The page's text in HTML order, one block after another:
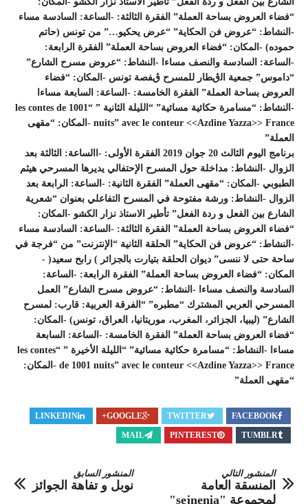
“ﻓﻀﺎء ﺍﻟﻌﺮﻭﺽ ﺑﺴﺎﺣﺔ ﺍﻟﻌﻤﻠﺔ” ﺍﻟﻔﻘﺮﺓ ﺍﻟﺜﺎﻟﺜﺔ: -ﺍﻟﺴﺎﻋﺔ: ﺍﻟﺴﺎﺩﺳﺔ ﻣﺴﺎء
-ﺍﻟﻨﺸﺎﻁ: “ﻋﺮﻭﺽ ﻓﻦ ﺍﻟﺤﻜﺎﻳﺔ” “ﻋﺮﺽ ﻳﺤﻜﻴﻮ…” ﻣﻦ ﺗﻮﻧﺲ (ﺣﺎﺗﻢ
ﺣﻤﻮﺩﻩ) -ﺍﻟﻤﻜﺎﻥ: “ﻓﻀﺎء ﺍﻟﻌﺮﻭﺽ ﺑﺴﺎﺣﺔ ﺍﻟﻌﻤﻠﺔ” ﺍﻟﻔﻘﺮﺓ ﺍﻟﺮﺍﺑﻌﺔ:
-ﺍﻟﺴﺎﻋﺔ: ﺍﻟﺴﺎﺩﺳﺔ ﻭﺍﻟﻨﺼﻒ ﻣﺴﺎءﺍ -ﺍﻟﻨﺸﺎﻁ: “ﻋﺮﻭﺽ ﻣﺴﺮﺡ ﺍﻟﺸﺎﺭﻉ”
“ﺩﺍﻣﻮﺱ” ﺟﻤﻌﻴﺔ ﺍﻟڨﻄﺎﺭ ﻟﻠﻤﺴﺮﺡ ڨﻔﺼﺔ ﺗﻮﻧﺲ -ﺍﻟﻤﻜﺎﻥ: “ﻓﻀﺎء
ﺍﻟﻌﺮﻭﺽ ﺑﺴﺎﺣﺔ ﺍﻟﻌﻤﻠﺔ” ﺍﻟﻔﻘﺮﺓ ﺍﻟﺨﺎﻣﺴﺔ: -ﺍﻟﺴﺎﻋﺔ: ﺍﻟﺴﺎﺑﻌﺔ ﻣﺴﺎءﺍ
-ﺍﻟﻨﺸﺎﻁ: “ﻣﺴﺎﻣﺮﺓ ﺣﻜﺎﺋﻴﺔ ﻣﺴﺎﺋﻴﺔ” “ﺍﻟﻠﻴﻠﺔ ﺍﻟﺜﺎﻧﻴﺔ ” “les contes de 1001
nuits” avec le conteur <<Azdine Yazza>> France -ﺍﻟﻤﻜﺎﻥ: “ﻣﻘﻬﻰ
ﺍﻟﻌﻤﻠﺔ”
ﺑﺮﻧﺎﻣﺞ ﺍﻟﻴﻮﻡ الثالث 20 ﺟﻮﺍﻥ 2019
ﺍﻟﻔﻘﺮﺓ ﺍﻷﻭﻟﻰ: -ﺍﺍﻟﺴﺎﻋﺔ: ﺍﻟﺜﺎﻟﺜﺔ ﺑﻌﺪ
ﺍﻟﺰﻭﺍﻝ -ﺍﻟﻨﺸﺎﻁ: ﻣﺪﺍﺧﻠﺔ ﺣﻮﻝ ﺍﻟﻤﺴﺮﺡ ﺍﻹﺣﺘﻔﺎﻟﻲ يديرها المسرحي هيثم
الطبوبي -ﺍﻟﻤﻜﺎﻥ: “ﻣﻘﻬﻰ ﺍﻟﻌﻤﻠﺔ” ﺍﻟﻔﻘﺮﺓ ﺍﻟﺜﺎﻧﻴﺔ: -ﺍﻟﺴﺎﻋﺔ: ﺍﻟﺮﺍﺑﻌﺔ ﺑﻌﺪ
ﺍﻟﺰﻭﺍﻝ -ﺍﻟﻨﺸﺎﻁ: ﻭﺭﺷﺔ ﻣﻔﺘﻮﺣﺔ ﻓﻲ ﺍﻟﻤﺴﺮﺡ ﺍﻟﺘﻔﺎﻋﻠﻲ ﺑﻌﻨﻮﺍﻥ “ﺷﻌﺮﻳﺔ
ﺍﻟﺸﺎﺭﻉ ﺑﻴﻦ ﺍﻟﻔﻌﻞ ﻭ ﺭﺩﺓ ﺍﻟﻔﻌﻞ” تأطير الاستاذ نزار الكشو -ﺍﻟﻤﻜﺎﻥ:
“ﻓﻀﺎء ﺍﻟﻌﺮﻭﺽ ﺑﺴﺎﺣﺔ ﺍﻟﻌﻤﻠﺔ” ﺍﻟﻔﻘﺮﺓ ﺍﻟﺜﺎﻟﺜﺔ: -ﺍﻟﺴﺎﻋﺔ: ﺍﻟﺴﺎﺩﺳﺔ ﻣﺴﺎء
-ﺍﻟﻨﺸﺎﻁ: “ﻋﺮﻭﺽ ﻓﻦ ﺍﻟﺤﻜﺎﻳﺔ” ﺍﻟﺤﻠﻘﺔ ﺍﻟﺜﺎﻧﻴﺔ “ﺍﻹﻧﺘﺮﻧﺖ” ﻣﻦ “ﻓﺮﺟﺔ ﻓﻲ
ﺳﺎﺣﺔ ﺣﺘﻰ ﻻ ﻧﻨﺴﻰ” ﺩﻳﻮﺍﻥ ﺍﻟﺤﻠﻘﺔ ﺑﺘﻴﺎﺭﺕ ﺑﺎﻟﺠﺰﺍﺋﺮ ) ﺭﺍﺑﺢ ﺳﻌﻴﺪ( -
ﺍﻟﻤﻜﺎﻥ: “ﻓﻀﺎء ﺍﻟﻌﺮﻭﺽ ﺑﺴﺎﺣﺔ ﺍﻟﻌﻤﻠﺔ” ﺍﻟﻔﻘﺮﺓ ﺍﻟﺮﺍﺑﻌﺔ: -ﺍﻟﺴﺎﻋﺔ:
ﺍﻟﺴﺎﺩﺳﺔ ﻭﺍﻟﻨﺼﻒ ﻣﺴﺎءﺍ -ﺍﻟﻨﺸﺎﻁ: “ﻋﺮﻭﺽ ﻣﺴﺮﺡ ﺍﻟﺸﺎﺭﻉ” ﺍﻟﻌﻤﻞ
ﺍﻟﻤﺴﺮﺣﻲ ﺍﻟﻌﺮﺑﻲ ﺍﻟﻤﺸﺘﺮﻙ “ﻣﻄﺒﺮﻩ” “ﺍﻟﻔﺮﻗﺔ ﺍﻟﻌﺮﺑﻴﺔ: ﻗﺎﺭﺏ: ﻟﻤﺴﺮﺡ
ﺍﻟﺸﺎﺭﻉ” (ﻟﻴﺒﻴﺎ، ﺍﻟﺠﺰﺍﺋﺮ، ﺍﻟﻤﻐﺮﺏ، ﻣﻮﺭﻳﺘﺎﻧﻴﺎ، ﺍﻟﻌﺮﺍﻕ، ﺗﻮﻧﺲ) -ﺍﻟﻤﻜﺎﻥ:
“ﻓﻀﺎء ﺍﻟﻌﺮﻭﺽ ﺑﺴﺎﺣﺔ ﺍﻟﻌﻤﻠﺔ” ﺍﻟﻔﻘﺮﺓ ﺍﻟﺨﺎﻣﺴﺔ: -ﺍﻟﺴﺎﻋﺔ: ﺍﻟﺴﺎﺑﻌﺔ
ﻣﺴﺎءﺍ -ﺍﻟﻨﺸﺎﻁ: “ﻣﺴﺎﻣﺮﺓ ﺣﻜﺎﺋﻴﺔ ﻣﺴﺎﺋﻴﺔ” “ﺍﻟﻠﻴﻠﺔ ﺍﻷﺧﻴﺮﺓ ” “les contes
de 1001 nuits” avec le conteur <<Azdine Yazza>> France -ﺍﻟﻤﻜﺎﻥ:
“ﻣﻘﻬﻰ ﺍﻟﻌﻤﻠﺔ”
FACEBOOK
TWITTER
GOOGLE+
LINKEDIN
TUMBLR
PINTEREST
MAIL
المنشور السابق
نوبل و تفاهة الجوائز
المنشور التالي
المنسقة العامة
لمجموعة "sejnenia"